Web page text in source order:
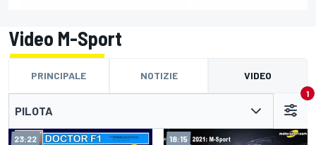
Video M-Sport
PRINCIPALE NOTIZIE VIDEO
PILOTA
1
23:22 18:15